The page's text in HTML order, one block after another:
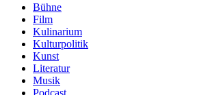
Bühne
Film
Kulinarium
Kulturpolitik
Kunst
Literatur
Musik
Podcast